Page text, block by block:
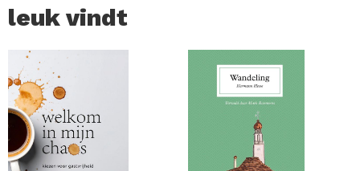
leuk vindt